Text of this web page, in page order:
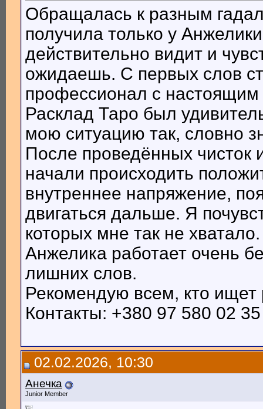
Обращалась к разным
получила только у
действительно видит и
ожидаешь. С первых слов
профессионал с
Расклад Таро был
мою ситуацию так, словно
После проведённых
начали происходить
внутреннее напряжение,
двигаться дальше. Я
которых мне так не хватало.
Анжелика работает очень
лишних слов.
Рекомендую всем, кто
Контакты: +380 97 580 02
02.02.2026, 10:30
Анечка
Junior Member